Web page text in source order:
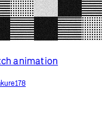
animation